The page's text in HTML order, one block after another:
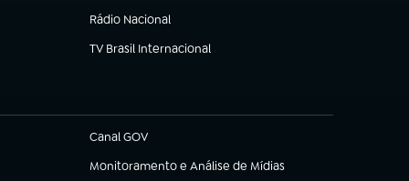
Rádio Nacional
TV Brasil Internacional
(abre em nova aba)
Canal GOV
(abre em nova aba)
Monitoramento e Análise de Mídias
(abre em nova aba)